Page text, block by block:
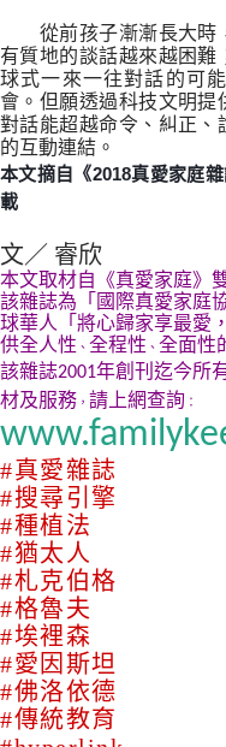
從前孩子漸漸長大時
有質地的談話越來越困
球式一來一往對話的可
會。但願透過科技文明提
對話能超越命令、糾正、
的互動連結。
本文摘自《2018真愛家庭
載
文／ 睿欣
本文取材自《真愛家庭》
該雜誌為「國際真愛家庭
球華人「將心歸家享最愛
供全人性 、 全程性 、 全面性
該雜誌2001年創刊迄今所
材及服務 ， 請上網查詢 ：
#真愛雜誌
#搜尋引擎
#種植法
#猶太人
#札克伯格
#格魯夫
#埃裡森
#愛因斯坦
#佛洛依德
#傳統教育